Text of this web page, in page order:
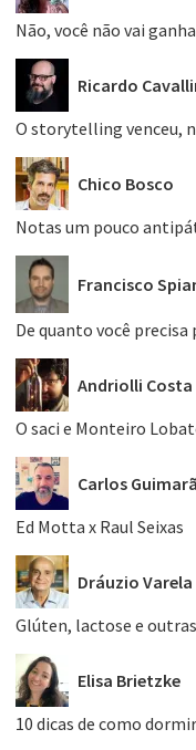
Não, você não vai
Ricardo
O storytelling venceu,
Chico Bosco
Notas um pouco
Francisco
De quanto você precisa
Andriolli Costa
O saci e Monteiro
Carlos
Ed Motta x Raul Seixas
Dráuzio Varela
Glúten, lactose e
Elisa Brietzke
10 dicas de como